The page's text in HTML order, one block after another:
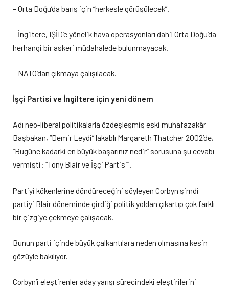
– Orta Doğu’da barış için “herkesle görüşülecek”.
– İngiltere, IŞİD’e yönelik hava operasyonları dahil Orta Doğu’da
herhangi bir askeri müdahalede bulunmayacak.
– NATO’dan çıkmaya çalışılacak.
İşçi Partisi ve İngiltere için yeni dönem
Adı neo-liberal politikalarla özdeşleşmiş eski muhafazakâr
Başbakan, “Demir Leydi” lakablı Margareth Thatcher 2002’de,
“Bugüne kadarki en büyük başarınız nedir” sorusuna şu cevabı
vermişti: “Tony Blair ve İşçi Partisi”.
Partiyi kökenlerine döndüreceğini söyleyen Corbyn şimdi
partiyi Blair döneminde girdiği politik yoldan çıkartıp çok farklı
bir çizgiye çekmeye çalışacak.
Bunun parti içinde büyük çalkantılara neden olmasına kesin
gözüyle bakılıyor.
Corbyn’i eleştirenler aday yarışı sürecindeki eleştirilerini